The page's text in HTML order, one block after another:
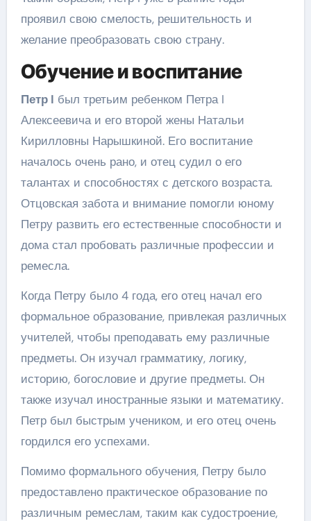
проявил свою смелость, решительность и
желание преобразовать свою страну.
Обучение и воспитание
Петр I был третьим ребенком Петра I
Алексеевича и его второй жены Натальи
Кирилловны Нарышкиной. Его воспитание
началось очень рано, и отец судил о его
талантах и способностях с детского возраста.
Отцовская забота и внимание помогли юному
Петру развить его естественные способности и
дома стал пробовать различные профессии и
ремесла.
Когда Петру было 4 года, его отец начал его
формальное образование, привлекая различных
учителей, чтобы преподавать ему различные
предметы. Он изучал грамматику, логику,
историю, богословие и другие предметы. Он
также изучал иностранные языки и математику.
Петр был быстрым учеником, и его отец очень
гордился его успехами.
Помимо формального обучения, Петру было
предоставлено практическое образование по
различным ремеслам, таким как судостроение,